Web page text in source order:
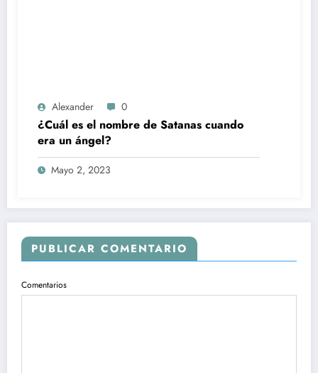
Alexander 0
¿Cuál es el nombre de Satanas cuando
era un ángel?
Mayo 2, 2023
PUBLICAR COMENTARIO
Comentarios